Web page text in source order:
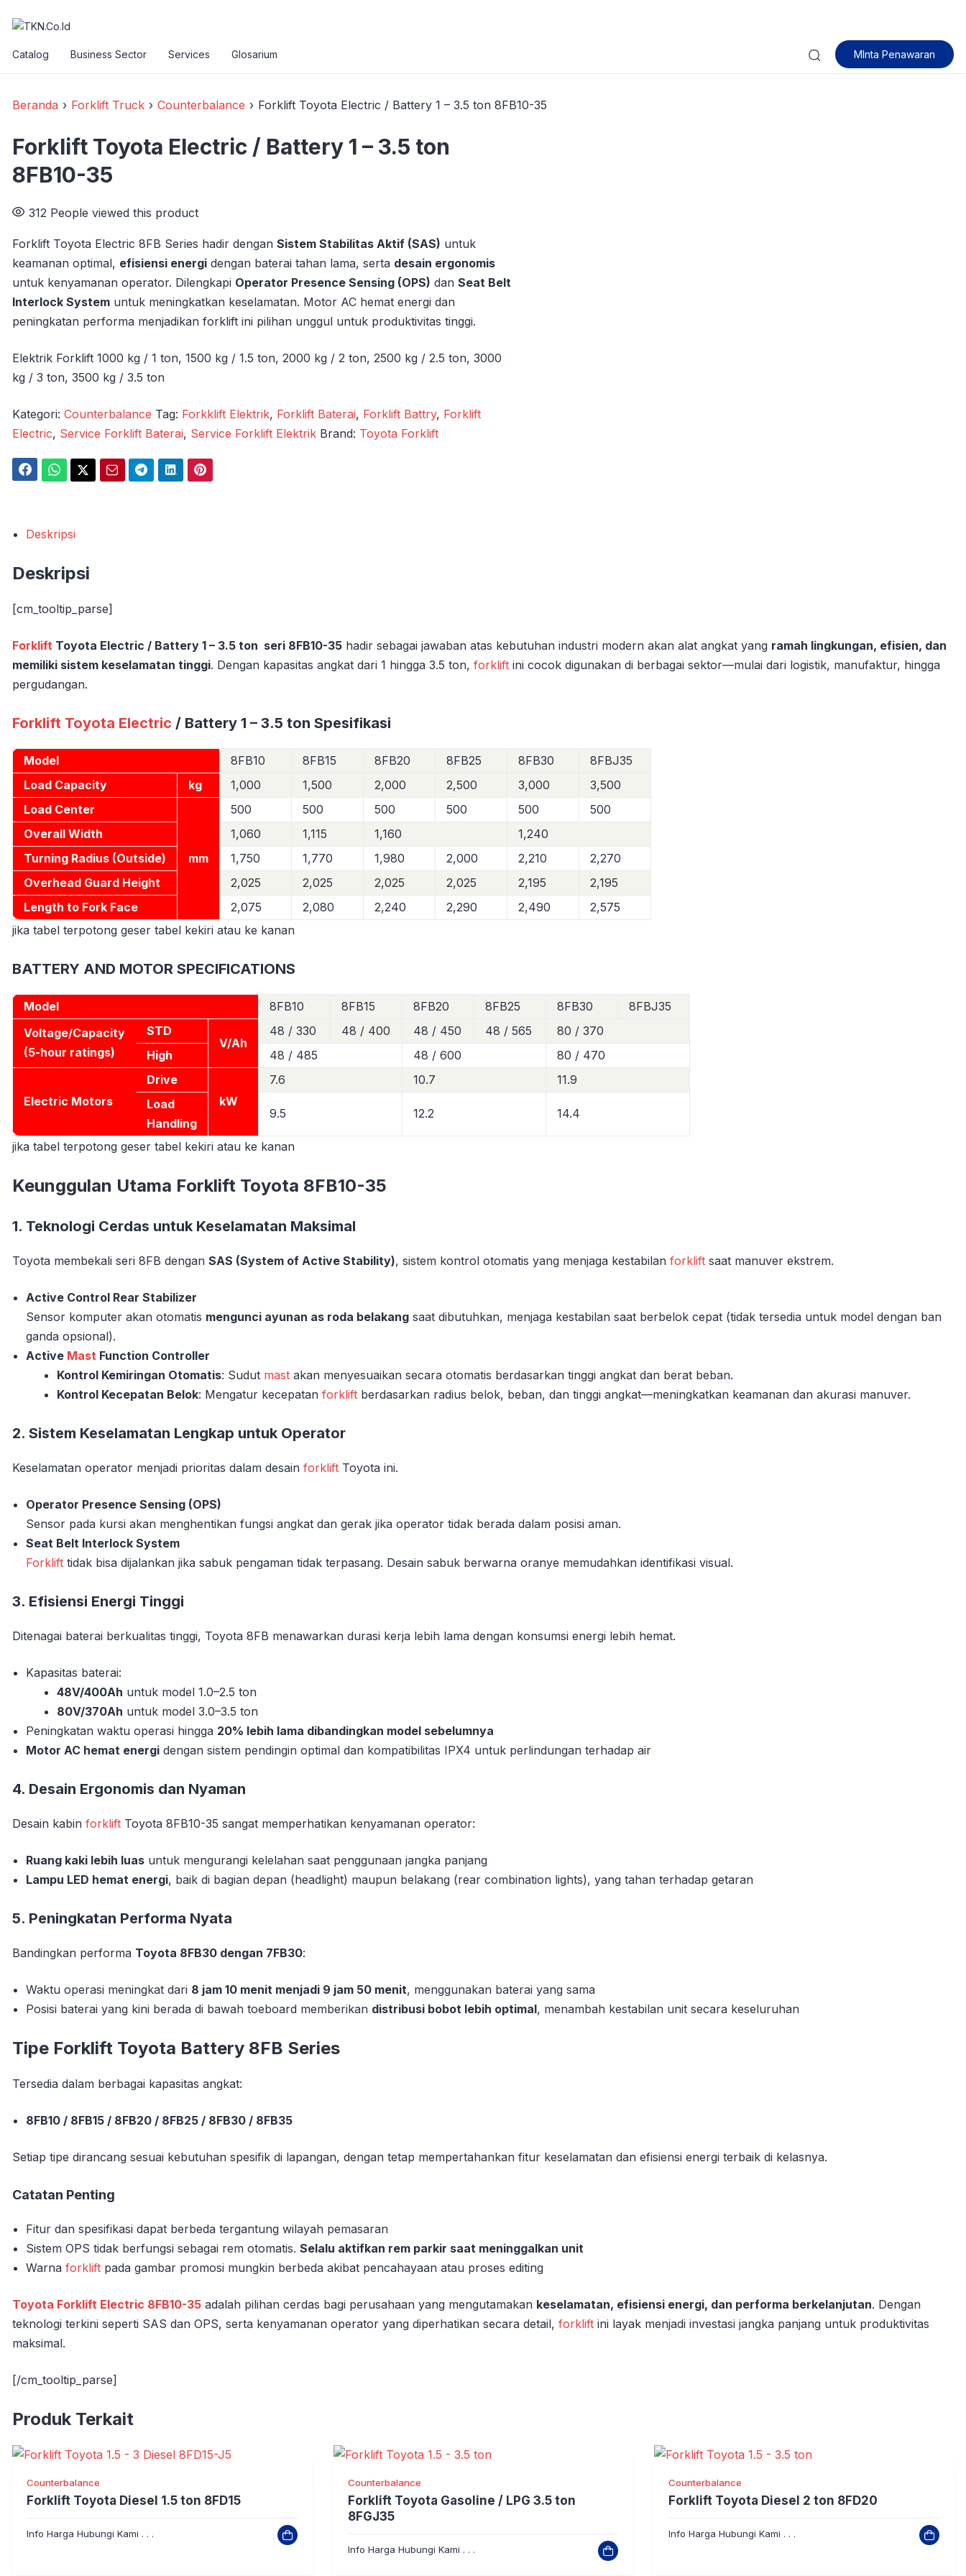
MInta Penawaran
Catalog Business Sector Services Glosarium
Beranda › Forklift Truck › Counterbalance › Forklift Toyota Electric / Battery 1 – 3.5 ton 8FB10-35
Forklift Toyota Electric / Battery 1 – 3.5 ton
8FB10-35
312 People viewed this product
Forklift Toyota Electric 8FB Series hadir dengan Sistem Stabilitas Aktif (SAS) untuk
keamanan optimal, efisiensi energi dengan baterai tahan lama, serta desain ergonomis
untuk kenyamanan operator. Dilengkapi Operator Presence Sensing (OPS) dan Seat Belt
Interlock System untuk meningkatkan keselamatan. Motor AC hemat energi dan
peningkatan performa menjadikan forklift ini pilihan unggul untuk produktivitas tinggi.
Elektrik Forklift 1000 kg / 1 ton, 1500 kg / 1.5 ton, 2000 kg / 2 ton, 2500 kg / 2.5 ton, 3000
kg / 3 ton, 3500 kg / 3.5 ton
Kategori: Counterbalance Tag: Forkklift Elektrik, Forklift Baterai, Forklift Battry, Forklift
Electric, Service Forklift Baterai, Service Forklift Elektrik Brand: Toyota Forklift
Deskripsi
Deskripsi
[cm_tooltip_parse]
Forklift Toyota Electric / Battery 1 – 3.5 ton seri 8FB10-35 hadir sebagai jawaban atas kebutuhan industri modern akan alat angkat yang ramah lingkungan, efisien, dan
memiliki sistem keselamatan tinggi. Dengan kapasitas angkat dari 1 hingga 3.5 ton, forklift ini cocok digunakan di berbagai sektor—mulai dari logistik, manufaktur, hingga
pergudangan.
Forklift Toyota Electric / Battery 1 – 3.5 ton Spesifikasi
Model 8FB10 8FB15 8FB20 8FB25 8FB30
8FBJ35
Load Capacity
kg 1,000 1,500 2,000 2,500 3,000
3,500
Load Center
mm
500 500 500 500 500
500
Overall Width
1,060 1,115 1,160
1,240
Turning Radius (Outside)
1,750 1,770 1,980 2,000 2,210
2,270
Overhead Guard Height
2,025 2,025 2,025 2,025 2,195
2,195
Length to Fork Face
2,075 2,080 2,240 2,290 2,490
2,575
jika tabel terpotong geser tabel kekiri atau ke kanan
BATTERY AND MOTOR SPECIFICATIONS
Model 8FB10 8FB15 8FB20 8FB25 8FB30
8FBJ35
Voltage/Capacity
(5-hour ratings)
STD
V/Ah
48 / 330 48 / 400 48 / 450 48 / 565
80 / 370
High
48 / 485 48 / 600 80 / 470
Electric Motors
Drive
kW
7.6 10.7
11.9
Load
Handling
9.5 12.2 14.4
jika tabel terpotong geser tabel kekiri atau ke kanan
Keunggulan Utama Forklift Toyota 8FB10-35
1. Teknologi Cerdas untuk Keselamatan Maksimal
Toyota membekali seri 8FB dengan SAS (System of Active Stability), sistem kontrol otomatis yang menjaga kestabilan forklift saat manuver ekstrem.
Active Control Rear Stabilizer
Sensor komputer akan otomatis mengunci ayunan as roda belakang saat dibutuhkan, menjaga kestabilan saat berbelok cepat (tidak tersedia untuk model dengan ban
ganda opsional).
Active Mast Function Controller
Kontrol Kemiringan Otomatis: Sudut mast akan menyesuaikan secara otomatis berdasarkan tinggi angkat dan berat beban.
Kontrol Kecepatan Belok: Mengatur kecepatanforklift berdasarkan radius belok, beban, dan tinggi angkat—meningkatkan keamanan dan akurasi manuver.
2. Sistem Keselamatan Lengkap untuk Operator
Keselamatan operator menjadi prioritas dalam desain forklift Toyota ini.
Operator Presence Sensing (OPS)
Sensor pada kursi akan menghentikan fungsi angkat dan gerak jika operator tidak berada dalam posisi aman.
Seat Belt Interlock System
Forklift tidak bisa dijalankan jika sabuk pengaman tidak terpasang. Desain sabuk berwarna oranye memudahkan identifikasi visual.
3. Efisiensi Energi Tinggi
Ditenagai baterai berkualitas tinggi, Toyota 8FB menawarkan durasi kerja lebih lama dengan konsumsi energi lebih hemat.
Kapasitas baterai:
48V/400Ah untuk model 1.0–2.5 ton
80V/370Ah untuk model 3.0–3.5 ton
Peningkatan waktu operasi hingga 20% lebih lama dibandingkan model sebelumnya
Motor AC hemat energi dengan sistem pendingin optimal dan kompatibilitas IPX4 untuk perlindungan terhadap air
4. Desain Ergonomis dan Nyaman
Desain kabin forklift Toyota 8FB10-35 sangat memperhatikan kenyamanan operator:
Ruang kaki lebih luas untuk mengurangi kelelahan saat penggunaan jangka panjang
Lampu LED hemat energi, baik di bagian depan (headlight) maupun belakang (rear combination lights), yang tahan terhadap getaran
5. Peningkatan Performa Nyata
Bandingkan performa Toyota 8FB30 dengan 7FB30:
Waktu operasi meningkat dari 8 jam 10 menit menjadi 9 jam 50 menit, menggunakan baterai yang sama
Posisi baterai yang kini berada di bawah toeboard memberikan distribusi bobot lebih optimal, menambah kestabilan unit secara keseluruhan
Tipe Forklift Toyota Battery 8FB Series
Tersedia dalam berbagai kapasitas angkat:
8FB10 / 8FB15 / 8FB20 / 8FB25 / 8FB30 / 8FB35
Setiap tipe dirancang sesuai kebutuhan spesifik di lapangan, dengan tetap mempertahankan fitur keselamatan dan efisiensi energi terbaik di kelasnya.
Catatan Penting
Fitur dan spesifikasi dapat berbeda tergantung wilayah pemasaran
Sistem OPS tidak berfungsi sebagai rem otomatis.Selalu aktifkan rem parkir saat meninggalkan unit
Warnaforklift pada gambar promosi mungkin berbeda akibat pencahayaan atau proses editing
Toyota Forklift Electric 8FB10-35 adalah pilihan cerdas bagi perusahaan yang mengutamakan keselamatan, efisiensi energi, dan performa berkelanjutan. Dengan
teknologi terkini seperti SAS dan OPS, serta kenyamanan operator yang diperhatikan secara detail, forklift ini layak menjadi investasi jangka panjang untuk produktivitas
maksimal.
[/cm_tooltip_parse]
Produk Terkait
Counterbalance
Forklift Toyota Diesel 1.5 ton 8FD15
Info Harga Hubungi Kami . . .
Counterbalance
Forklift Toyota Gasoline / LPG 3.5 ton
8FGJ35
Info Harga Hubungi Kami . . .
Counterbalance
Forklift Toyota Diesel 2 ton 8FD20
Info Harga Hubungi Kami . . .